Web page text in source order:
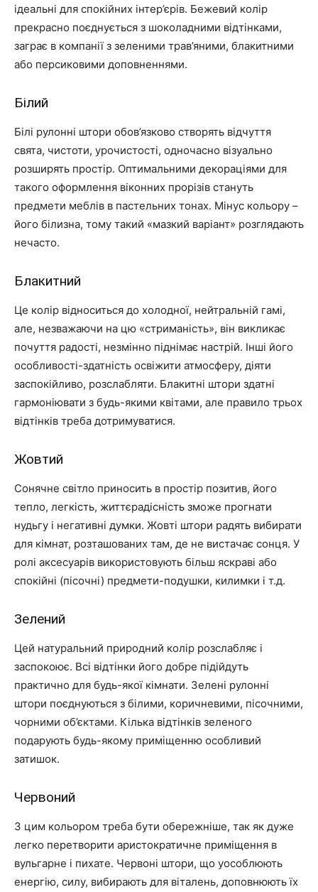
ідеальні для спокійних інтер’єрів. Бежевий колір
прекрасно поєднується з шоколадними відтінками,
заграє в компанії з зеленими трав’яними, блакитними
або персиковими доповненнями.
Білий
Білі рулонні штори обов’язково створять відчуття
свята, чистоти, урочистості, одночасно візуально
розширять простір. Оптимальними декораціями для
такого оформлення віконних прорізів стануть
предмети меблів в пастельних тонах. Мінус кольору –
його білизна, тому такий «мазкий варіант» розглядають
нечасто.
Блакитний
Це колір відноситься до холодної, нейтральній гамі,
але, незважаючи на цю «стриманість», він викликає
почуття радості, незмінно піднімає настрій. Інші його
особливості-здатність освіжити атмосферу, діяти
заспокійливо, розслабляти. Блакитні штори здатні
гармоніювати з будь-якими квітами, але правило трьох
відтінків треба дотримуватися.
Жовтий
Сонячне світло приносить в простір позитив, його
тепло, легкість, життєрадісність зможе прогнати
нудьгу і негативні думки. Жовті штори радять вибирати
для кімнат, розташованих там, де не вистачає сонця. У
ролі аксесуарів використовують більш яскраві або
спокійні (пісочні) предмети-подушки, килимки і т.д.
Зелений
Цей натуральний природний колір розслабляє і
заспокоює. Всі відтінки його добре підійдуть
практично для будь-якої кімнати. Зелені рулонні
штори поєднуються з білими, коричневими, пісочними,
чорними об’єктами. Кілька відтінків зеленого
подарують будь-якому приміщенню особливий
затишок.
Червоний
З цим кольором треба бути обережніше, так як дуже
легко перетворити аристократичне приміщення в
вульгарне і пихате. Червоні штори, що уособлюють
енергію, силу, вибирають для віталень, доповнюють їх